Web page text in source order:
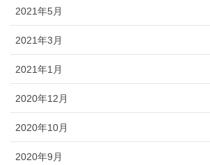
2021年5月
2021年3月
2021年1月
2020年12月
2020年10月
2020年9月